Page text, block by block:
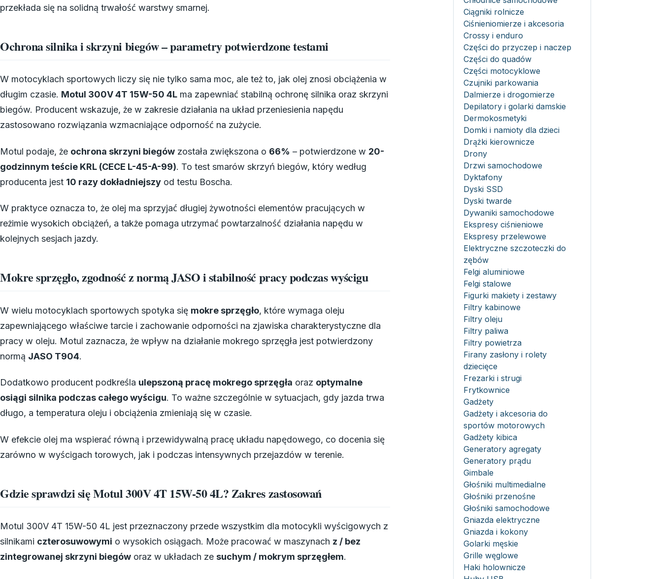
przekłada się na solidną trwałość warstwy smarnej.
Ochrona silnika i skrzyni biegów – parametry potwierdzone testami
W motocyklach sportowych liczy się nie tylko sama moc, ale też to, jak olej znosi obciążenia w
długim czasie. Motul 300V 4T 15W-50 4L ma zapewniać stabilną ochronę silnika oraz skrzyni
biegów. Producent wskazuje, że w zakresie działania na układ przeniesienia napędu
zastosowano rozwiązania wzmacniające odporność na zużycie.
Motul podaje, że ochrona skrzyni biegów została zwiększona o 66% – potwierdzone w 20-
godzinnym teście KRL (CECE L-45-A-99). To test smarów skrzyń biegów, który według
producenta jest 10 razy dokładniejszy od testu Boscha.
W praktyce oznacza to, że olej ma sprzyjać długiej żywotności elementów pracujących w
reżimie wysokich obciążeń, a także pomaga utrzymać powtarzalność działania napędu w
kolejnych sesjach jazdy.
Mokre sprzęgło, zgodność z normą JASO i stabilność pracy podczas wyścigu
W wielu motocyklach sportowych spotyka się mokre sprzęgło, które wymaga oleju
zapewniającego właściwe tarcie i zachowanie odporności na zjawiska charakterystyczne dla
pracy w oleju. Motul zaznacza, że wpływ na działanie mokrego sprzęgła jest potwierdzony
normą JASO T904.
Dodatkowo producent podkreśla ulepszoną pracę mokrego sprzęgła oraz optymalne
osiągi silnika podczas całego wyścigu. To ważne szczególnie w sytuacjach, gdy jazda trwa
długo, a temperatura oleju i obciążenia zmieniają się w czasie.
W efekcie olej ma wspierać równą i przewidywalną pracę układu napędowego, co docenia się
zarówno w wyścigach torowych, jak i podczas intensywnych przejazdów w terenie.
Gdzie sprawdzi się Motul 300V 4T 15W-50 4L? Zakres zastosowań
Motul 300V 4T 15W-50 4L jest przeznaczony przede wszystkim dla motocykli wyścigowych z
silnikami czterosuwowymi o wysokich osiągach. Może pracować w maszynach z / bez
zintegrowanej skrzyni biegów oraz w układach ze suchym / mokrym sprzęgłem.
Ciągniki rolnicze
Ciśnieniomierze i akcesoria
Crossy i enduro
Części do przyczep i naczep
Części do quadów
Części motocyklowe
Czujniki parkowania
Dalmierze i drogomierze
Depilatory i golarki damskie
Dermokosmetyki
Domki i namioty dla dzieci
Drążki kierownicze
Drony
Drzwi samochodowe
Dyktafony
Dyski SSD
Dyski twarde
Dywaniki samochodowe
Ekspresy ciśnieniowe
Ekspresy przelewowe
Elektryczne szczoteczki do
zębów
Felgi aluminiowe
Felgi stalowe
Figurki makiety i zestawy
Filtry kabinowe
Filtry oleju
Filtry paliwa
Filtry powietrza
Firany zasłony i rolety
dziecięce
Frezarki i strugi
Frytkownice
Gadżety
Gadżety i akcesoria do
sportów motorowych
Gadżety kibica
Generatory agregaty
Generatory prądu
Gimbale
Głośniki multimedialne
Głośniki przenośne
Głośniki samochodowe
Gniazda elektryczne
Gniazda i kokony
Golarki męskie
Grille węglowe
Haki holownicze